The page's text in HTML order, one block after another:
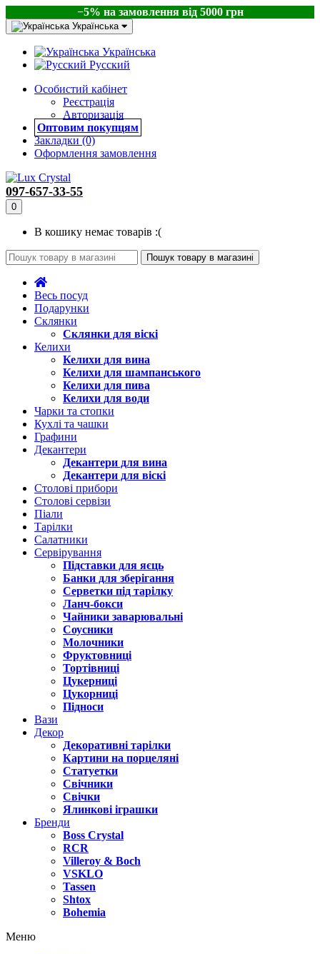
−5% на замовлення від 5000 грн
Українська
Українська
Русский
Особистий кабінет
Реєстрація
Авторизація
Оптовим покупцям
Закладки (0)
Оформлення замовлення
097-657-33-55
0
В кошику немає товарів :(
Пошук товару в магазині
Весь посуд
Подарунки
Склянки
Склянки для віскі
Келихи
Келихи для вина
Келихи для шампанського
Келихи для пива
Келихи для води
Чарки та стопки
Кухлі та чашки
Графини
Декантери
Декантери для вина
Декантери для віскі
Столові прибори
Столові сервізи
Піали
Тарілки
Салатники
Сервірування
Підставки для яєць
Банки для зберігання
Серветки під тарілку
Ланч-бокси
Чайники заварювальні
Соусники
Молочники
Фруктовниці
Тортівниці
Цукерниці
Цукорниці
Підноси
Вази
Декор
Декоративні тарілки
Картини на порцеляні
Статуетки
Свічники
Свічки
Ялинкові іграшки
Бренди
Boss Crystal
RCR
Villeroy & Boch
VSKLO
Tassen
Shtox
Bohemia
Меню